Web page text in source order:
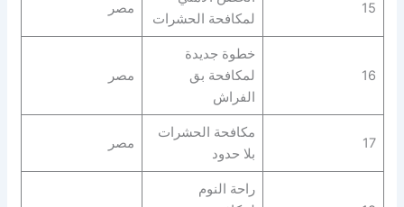
15
لمكافحة الحشرات
مصر
16
خطوة جديدة
لمكافحة بق
الفراش
مصر
17
مكافحة الحشرات
بلا حدود
مصر
راحة النوم